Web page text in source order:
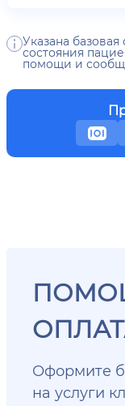
Указана
состояния
помощи и
Оформите
на услуги